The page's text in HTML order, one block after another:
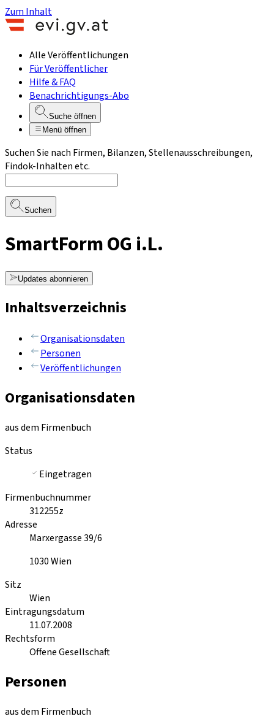
Zum Inhalt
Alle Veröffentlichungen
Für Veröffentlicher
Hilfe & FAQ
Benachrichtigungs-Abo
Suche öffnen
Menü öffnen
Suchen Sie nach Firmen, Bilanzen, Stellenausschreibungen,
Findok-Inhalten etc.
Suchen
SmartForm OG i.L.
Updates abonnieren
Inhaltsverzeichnis
Organisationsdaten
Personen
Veröffentlichungen
Organisationsdaten
aus dem Firmenbuch
Status
Eingetragen
Firmenbuchnummer
312255z
Adresse
Marxergasse 39/6
1030Wien
Sitz
Wien
Eintragungsdatum
11.07.2008
Rechtsform
Offene Gesellschaft
Personen
aus dem Firmenbuch